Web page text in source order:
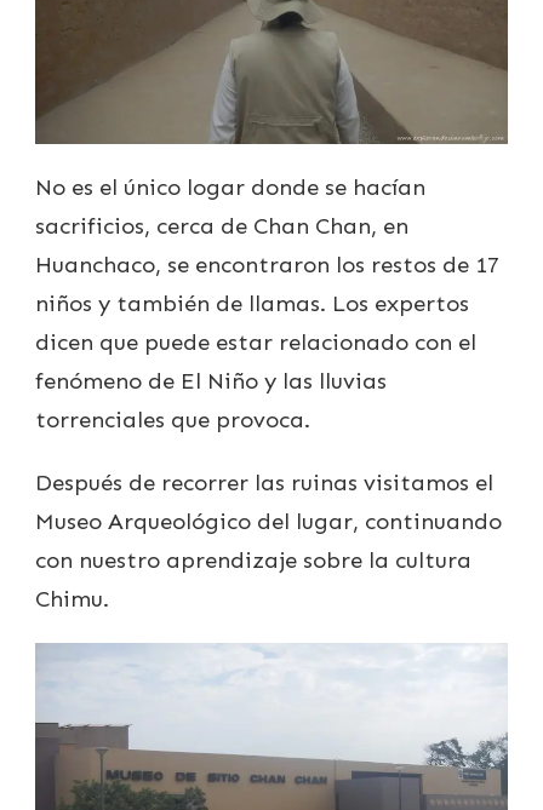
No es el único logar donde se hacían
sacrificios, cerca de Chan Chan, en
Huanchaco, se encontraron los restos de 17
niños y también de llamas. Los expertos
dicen que puede estar relacionado con el
fenómeno de El Niño y las lluvias
torrenciales que provoca.
Después de recorrer las ruinas visitamos el
Museo Arqueológico del lugar, continuando
con nuestro aprendizaje sobre la cultura
Chimu.